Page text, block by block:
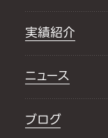
実績紹介
ニュース
ブログ